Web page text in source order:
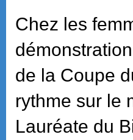
Chez les
de la Coupe
rythme sur le
Lauréate du